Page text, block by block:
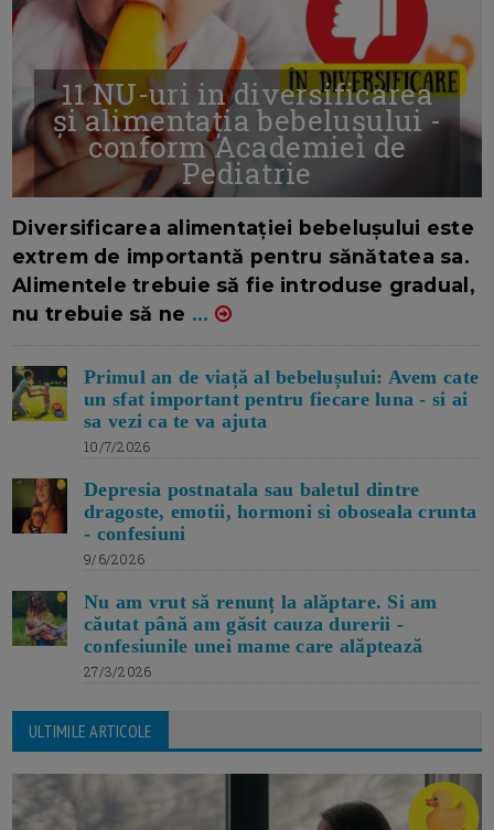
11 NU-uri in diversificarea
și alimentația bebelușului -
conform Academiei de
Pediatrie
Diversificarea alimentației bebelușului este
extrem de importantă pentru sănătatea sa.
Alimentele trebuie să fie introduse gradual,
nu trebuie să ne ...
Primul an de viață al bebelușului: Avem cate
un sfat important pentru fiecare luna - si ai
sa vezi ca te va ajuta
10/7/2026
Depresia postnatala sau baletul dintre
dragoste, emotii, hormoni si oboseala crunta
- confesiuni
9/6/2026
Nu am vrut să renunț la alăptare. Si am
căutat până am găsit cauza durerii -
confesiunile unei mame care alăptează
27/3/2026
ULTIMILE ARTICOLE